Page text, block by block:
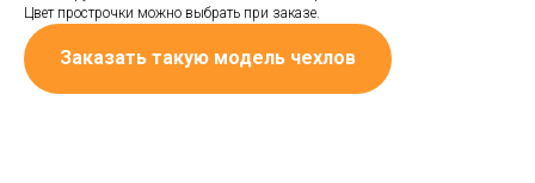
Цвет прострочки можно выбрать при заказе.
Заказать такую модель чехлов